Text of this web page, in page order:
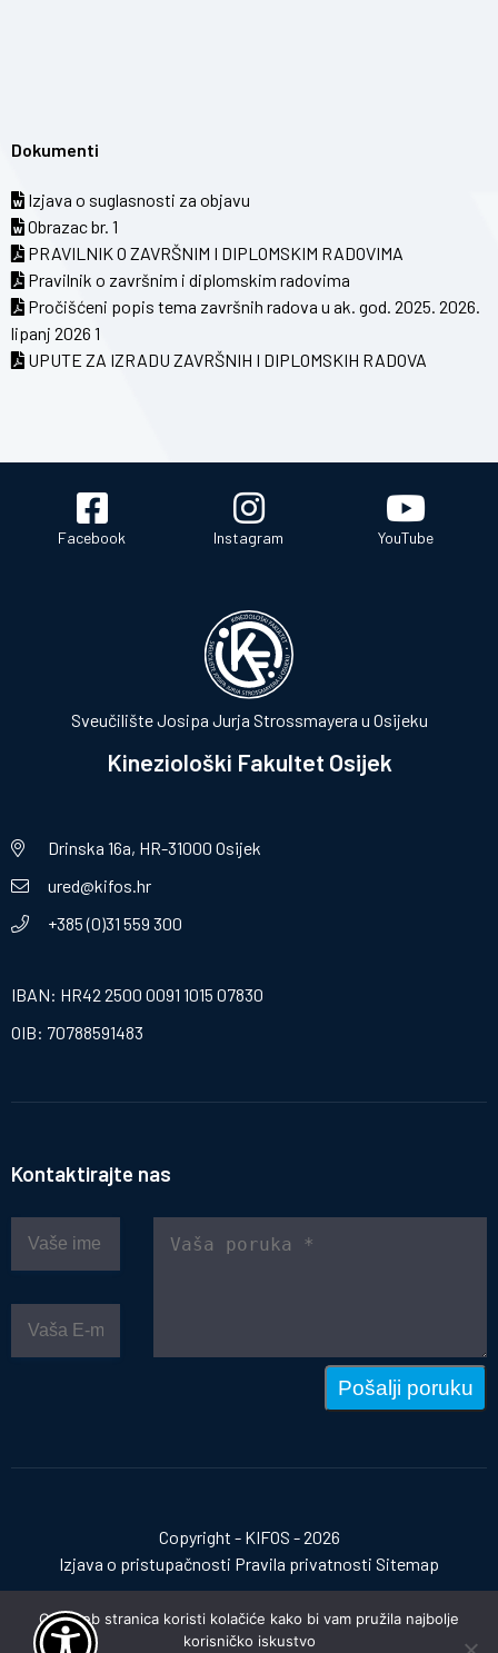
Dokumenti
Izjava o suglasnosti za objavu
Obrazac br. 1
PRAVILNIK O ZAVRŠNIM I DIPLOMSKIM RADOVIMA
Pravilnik o završnim i diplomskim radovima
Pročišćeni popis tema završnih radova u ak. god. 2025. 2026.
lipanj 2026 1
UPUTE ZA IZRADU ZAVRŠNIH I DIPLOMSKIH RADOVA
Facebook Instagram YouTube
Sveučilište Josipa Jurja Strossmayera u Osijeku
Kineziološki Fakultet Osijek
Drinska 16a, HR-31000 Osijek
ured@kifos.hr
+385 (0)31 559 300
IBAN: HR42 2500 0091 1015 07830
OIB: 70788591483
Kontaktirajte nas
Pošalji poruku
Copyright - KIFOS - 2026
Izjava o pristupačnosti Pravila privatnosti Sitemap
Izrada web stranica:invictum.hr
Ova web stranica koristi kolačiće kako bi vam pružila najbolje
korisničko iskustvo